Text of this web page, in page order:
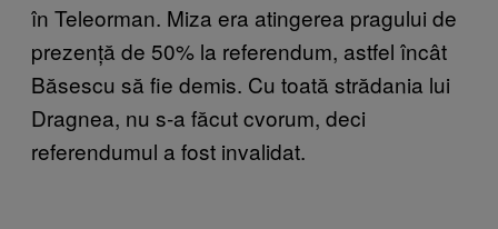
în Teleorman. Miza era atingerea pragului de
prezență de 50% la referendum, astfel încât
Băsescu să fie demis. Cu toată strădania lui
Dragnea, nu s-a făcut cvorum, deci
referendumul a fost invalidat.